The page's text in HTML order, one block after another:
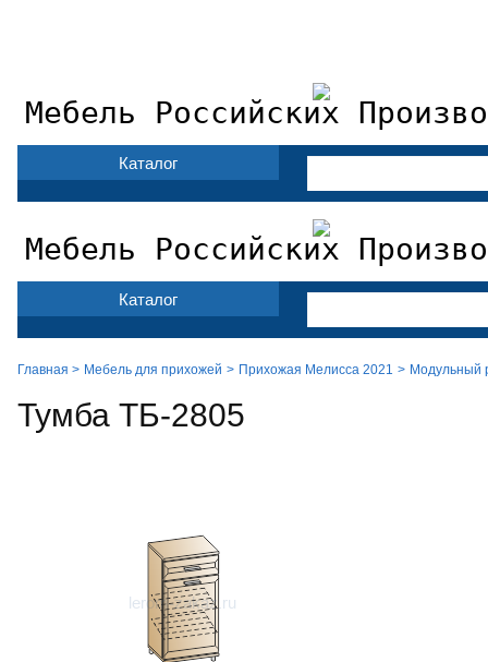
Мебель Российских
Каталог
Мебель Российских
Каталог
Главная > Мебель для прихожей Прихожая Мелисса 2021 Модульный
Тумба ТБ-2805